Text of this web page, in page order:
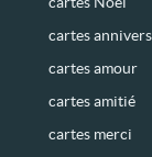
cartes
cartes amour
cartes amitié
cartes merci